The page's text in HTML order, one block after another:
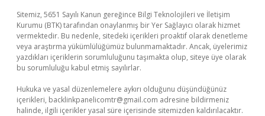
Sitemiz, 5651 Sayılı Kanun gereğince Bilgi Teknolojileri ve İletişim
Kurumu (BTK) tarafından onaylanmış bir Yer Sağlayıcı olarak hizmet
vermektedir. Bu nedenle, sitedeki içerikleri proaktif olarak denetleme
veya araştırma yükümlülüğümüz bulunmamaktadır. Ancak, üyelerimiz
yazdıkları içeriklerin sorumluluğunu taşımakta olup, siteye üye olarak
bu sorumluluğu kabul etmiş sayılırlar.
Hukuka ve yasal düzenlemelere aykırı olduğunu düşündüğünüz
içerikleri, backlinkpanelicomtr@gmail.com adresine bildirmeniz
halinde, ilgili içerikler yasal süre içerisinde sitemizden kaldırılacaktır.